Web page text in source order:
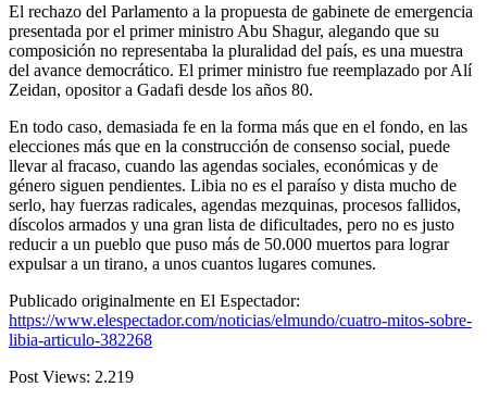
El rechazo del Parlamento a la propuesta de gabinete de emergencia
presentada por el primer ministro Abu Shagur, alegando que su
composición no representaba la pluralidad del país, es una muestra
del avance democrático. El primer ministro fue reemplazado por Alí
Zeidan, opositor a Gadafi desde los años 80.
En todo caso, demasiada fe en la forma más que en el fondo, en las
elecciones más que en la construcción de consenso social, puede
llevar al fracaso, cuando las agendas sociales, económicas y de
género siguen pendientes. Libia no es el paraíso y dista mucho de
serlo, hay fuerzas radicales, agendas mezquinas, procesos fallidos,
díscolos armados y una gran lista de dificultades, pero no es justo
reducir a un pueblo que puso más de 50.000 muertos para lograr
expulsar a un tirano, a unos cuantos lugares comunes.
Publicado originalmente en El Espectador:
https://www.elespectador.com/noticias/elmundo/cuatro-mitos-sobre-
libia-articulo-382268
Post Views: 2.219